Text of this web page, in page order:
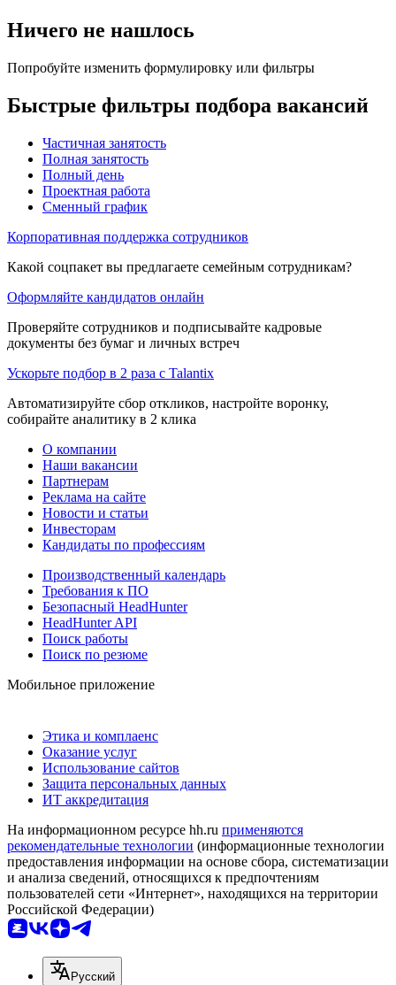
Ничего не нашлось
Попробуйте изменить формулировку или фильтры
Быстрые фильтры подбора вакансий
Частичная занятость
Полная занятость
Полный день
Проектная работа
Сменный график
Корпоративная поддержка сотрудников
Какой соцпакет вы предлагаете семейным сотрудникам?
Оформляйте кандидатов онлайн
Проверяйте сотрудников и подписывайте кадровые
документы без бумаг и личных встреч
Ускорьте подбор в 2 раза с Talantix
Автоматизируйте сбор откликов, настройте воронку,
собирайте аналитику в 2 клика
О компании
Наши вакансии
Партнерам
Реклама на сайте
Новости и статьи
Инвесторам
Кандидаты по профессиям
Производственный календарь
Требования к ПО
Безопасный HeadHunter
HeadHunter API
Поиск работы
Поиск по резюме
Мобильное приложение
Этика и комплаенс
Оказание услуг
Использование сайтов
Защита персональных данных
ИТ аккредитация
На информационном ресурсе hh.ru применяются
рекомендательные технологии (информационные технологии
предоставления информации на основе сбора, систематизации
и анализа сведений, относящихся к предпочтениям
пользователей сети «Интернет», находящихся на территории
Российской Федерации)
Русский